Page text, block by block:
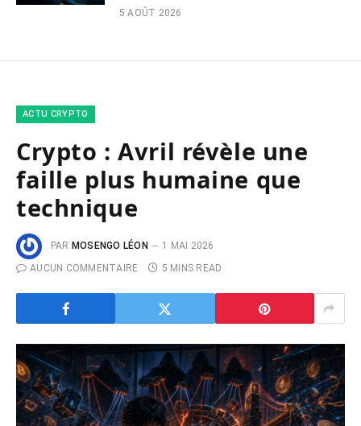
5 AOÛT 2026
ACTU CRYPTO
Crypto : Avril révèle une
faille plus humaine que
technique
PAR MOSENGO LÉON
1 MAI 2026
AUCUN COMMENTAIRE
5 MINS READ